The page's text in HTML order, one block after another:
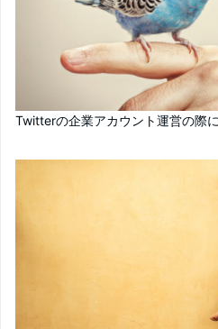
Twitterの企業アカウント運営の際